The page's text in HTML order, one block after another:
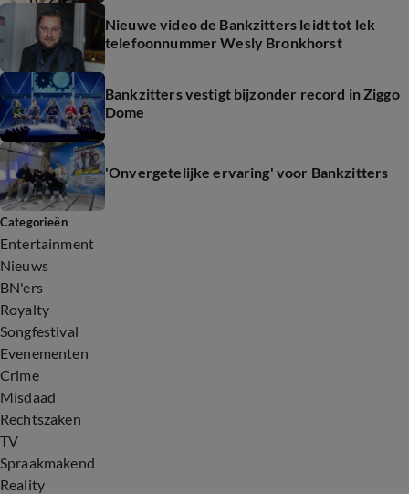
Nieuwe video de Bankzitters leidt tot lek
telefoonnummer Wesly Bronkhorst
Bankzitters vestigt bijzonder record in Ziggo
Dome
'Onvergetelijke ervaring' voor Bankzitters
Categorieën
Entertainment
Nieuws
BN'ers
Royalty
Songfestival
Evenementen
Crime
Misdaad
Rechtszaken
TV
Spraakmakend
Reality